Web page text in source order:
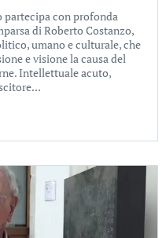
partecipa con profonda
di Roberto Costanzo,
umano e culturale, che
e visione la causa del
Intellettuale acuto,